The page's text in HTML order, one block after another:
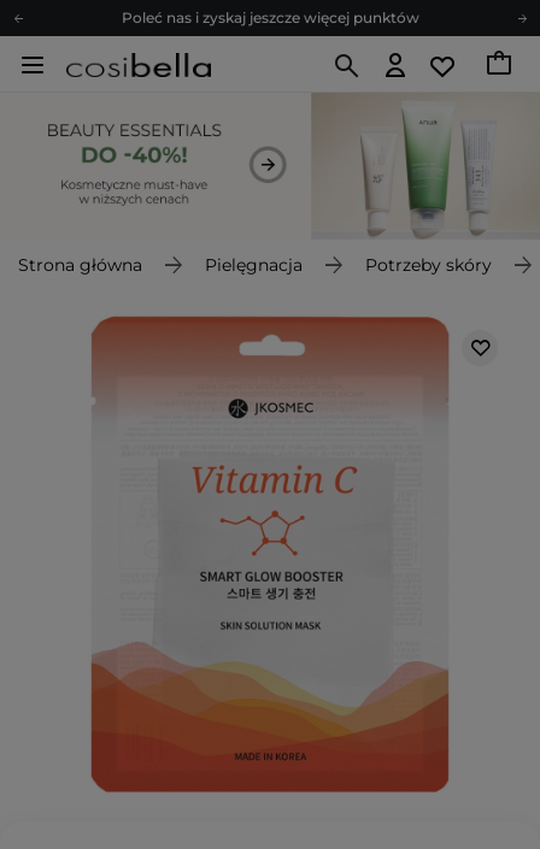
Poleć nas i zyskaj jeszcze więcej punktów
Zapisz się na newsletter pełen porad
Z nami to możliwe! Realizacja zamówienia do 24h.
Poleć nas i zyskaj jeszcze więcej punktów
Zapisz się na newsletter pełen porad
Strona główna Pielęgnacja Potrzeby skóry